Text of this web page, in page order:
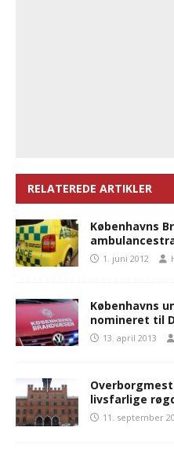
RELATEREDE ARTIKLER
Københavns
1. juni 2012
Københavns
nomineret til
13. april 2013
livsfarlige
11. september